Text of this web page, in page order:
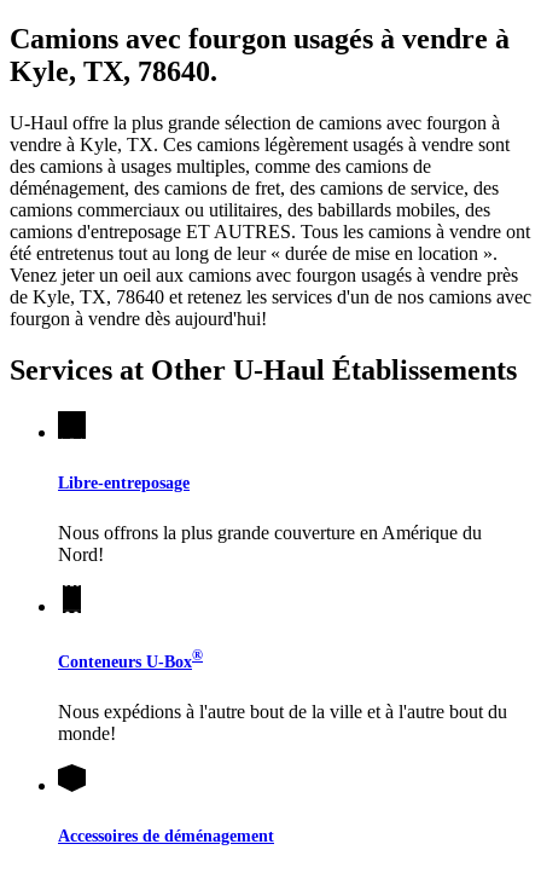
Camions avec fourgon usagés à vendre à
Kyle, TX, 78640.
U-Haul offre la plus grande sélection de camions avec fourgon à
vendre à Kyle, TX. Ces camions légèrement usagés à vendre sont
des camions à usages multiples, comme des camions de
déménagement, des camions de fret, des camions de service, des
camions commerciaux ou utilitaires, des babillards mobiles, des
camions d'entreposage ET AUTRES. Tous les camions à vendre ont
été entretenus tout au long de leur « durée de mise en location ».
Venez jeter un oeil aux camions avec fourgon usagés à vendre près
de Kyle, TX, 78640 et retenez les services d'un de nos camions avec
fourgon à vendre dès aujourd'hui!
Services at Other U-Haul Établissements
Libre-entreposage
Nous offrons la plus grande couverture en Amérique du
Nord!
Conteneurs U-Box®
Nous expédions à l'autre bout de la ville et à l'autre bout du
monde!
Accessoires de déménagement